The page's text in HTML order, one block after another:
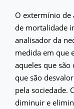
O extermínio de
de mortalidade
analisador da
medida em que
aqueles que são
que são
pela sociedade.
diminuir e